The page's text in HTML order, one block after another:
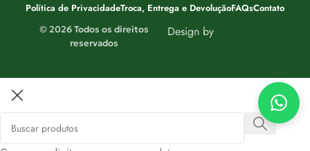
© 2026 Todos os direitos
reservados
Design by
Política de PrivacidadeTroca, Entrega e DevoluçãoFAQsContato